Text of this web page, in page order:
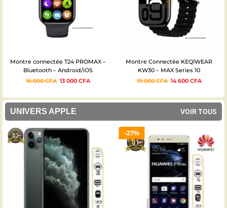
Montre connectée T24 PROMAX –
Bluetooth – Android/iOS
16 000CFA 13 000 CFA
Montre Connectée KEQIWEAR
KW30 – MAX Series 10
19 000CFA 14 600 CFA
UNIVERS APPLE VOIR TOUS
27%